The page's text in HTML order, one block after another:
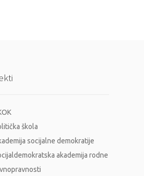
škola
socijalne demokratije
akademija rodne